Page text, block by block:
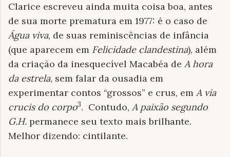
Clarice escreveu ainda muita coisa boa, antes
de sua morte prematura em 1977: é o caso de
Água viva, de suas reminiscências de infância
(que aparecem em Felicidade clandestina), além
da criação da inesquecível Macabéa de A hora
da estrela, sem falar da ousadia em
experimentar contos “grossos” e crus, em A via
crucis do corpo3. Contudo, A paixão segundo
G.H. permanece seu texto mais brilhante.
Melhor dizendo: cintilante.